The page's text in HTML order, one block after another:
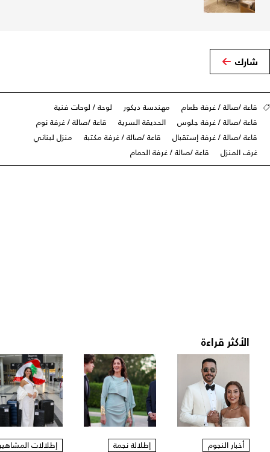
شارك
قاعة /صالة / غرفة طعام مهندسة ديكور
لوحة / لوحات فنية
قاعة /صالة / غرفة جلوس
الحديقة السرية
قاعة /صالة / غرفة نوم
قاعة /صالة / غرفة إستقبال
قاعة /صالة / غرفة مكتبة
منزل لبناني
غرف المنزل
قاعة /صالة / غرفة الحمام
الأكثر قراءة
أخبار النجوم إطلالة نجمة إطلالات